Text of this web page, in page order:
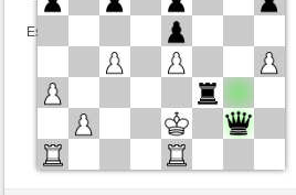
Esta partida es por puntos